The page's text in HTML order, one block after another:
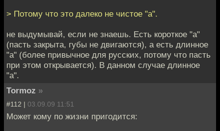
> Потому что это далеко не чистое "а".
не выдумывай, если не знаешь. Есть короткое "а"
(пасть закрыта, губы не двигаются), а есть длинное
"а" (более привычное для русских, потому что пасть
при этом открывается). В данном случае длинное
"а".
Tormoz »
#112 | 03.09.09 11:51
Может кому по жизни пригодится: